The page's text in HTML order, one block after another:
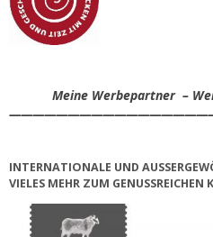
Meine Werbepartner –
INTERNATIONALE UND
IELES MEHR ZUM GENUSSREICHEN